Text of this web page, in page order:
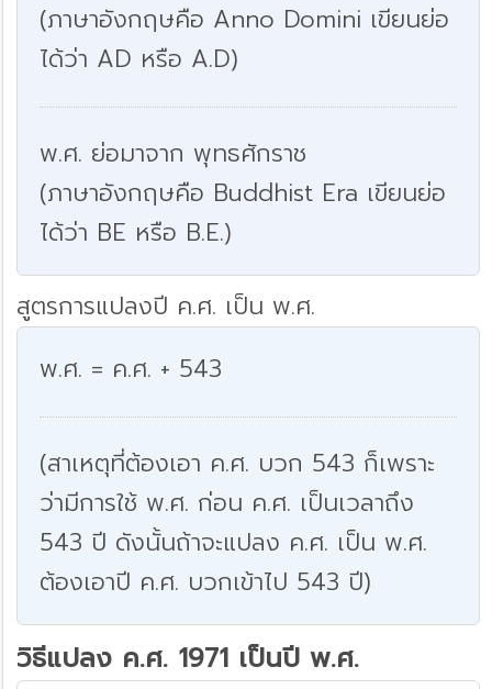
(ภาษาอังกฤษคือ Anno Domini เขียนย่อ
ได้ว่า AD หรือ A.D)
พ.ศ. ย่อมาจาก พุทธศักราช
(ภาษาอังกฤษคือ Buddhist Era เขียนย่อ
ได้ว่า BE หรือ B.E.)
สูตรการแปลงปี ค.ศ. เป็น พ.ศ.
พ.ศ. = ค.ศ. + 543
(สาเหตุที่ต้องเอา ค.ศ. บวก 543 ก็เพราะ
ว่ามีการใช้ พ.ศ. ก่อน ค.ศ. เป็นเวลาถึง
543 ปี ดังนั้นถ้าจะแปลง ค.ศ. เป็น พ.ศ.
ต้องเอาปี ค.ศ. บวกเข้าไป 543 ปี)
วิธีแปลง ค.ศ. 1971 เป็นปี พ.ศ.